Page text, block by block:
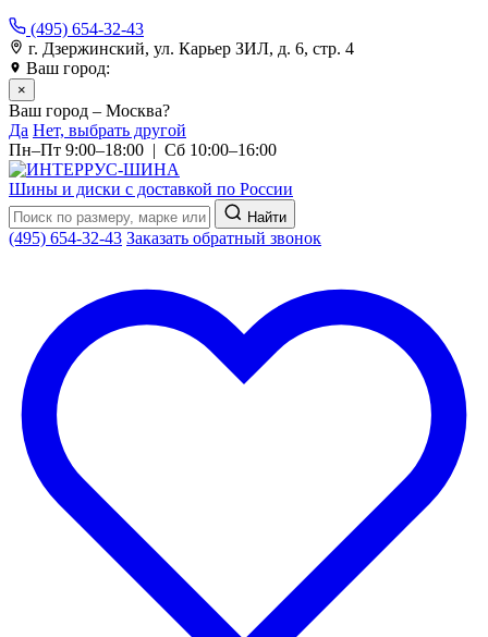
(495) 654-32-43
г. Дзержинский, ул. Карьер ЗИЛ, д. 6, стр. 4
Ваш город:
×
Ваш город – Москва?
Да Нет, выбрать другой
Пн–Пт 9:00–18:00 | Сб 10:00–16:00
Шины и диски с доставкой по России
Найти
(495) 654-32-43 Заказать обратный звонок